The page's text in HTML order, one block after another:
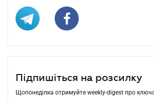
Підпишіться на розсилку
Щопонеділка отримуйте weekly-digest про